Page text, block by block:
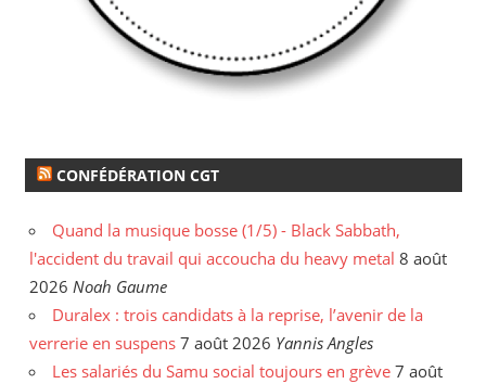
CONFÉDÉRATION CGT
Quand la musique bosse (1/5) - Black Sabbath,
l'accident du travail qui accoucha du heavy metal 8 août
2026 Noah Gaume
Duralex : trois candidats à la reprise, l’avenir de la
verrerie en suspens 7 août 2026 Yannis Angles
Les salariés du Samu social toujours en grève 7 août